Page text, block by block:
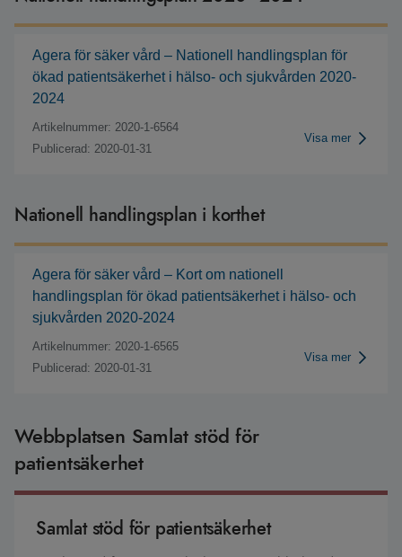
Agera för säker vård – Nationell handlingsplan för
ökad patientsäkerhet i hälso- och sjukvården 2020-
2024
Artikelnummer: 2020-1-6564
Publicerad: 2020-01-31
Visa mer
Nationell handlingsplan i korthet
Agera för säker vård – Kort om nationell
handlingsplan för ökad patientsäkerhet i hälso- och
sjukvården 2020-2024
Artikelnummer: 2020-1-6565
Publicerad: 2020-01-31
Visa mer
Webbplatsen Samlat stöd för
patientsäkerhet
Samlat stöd för patientsäkerhet